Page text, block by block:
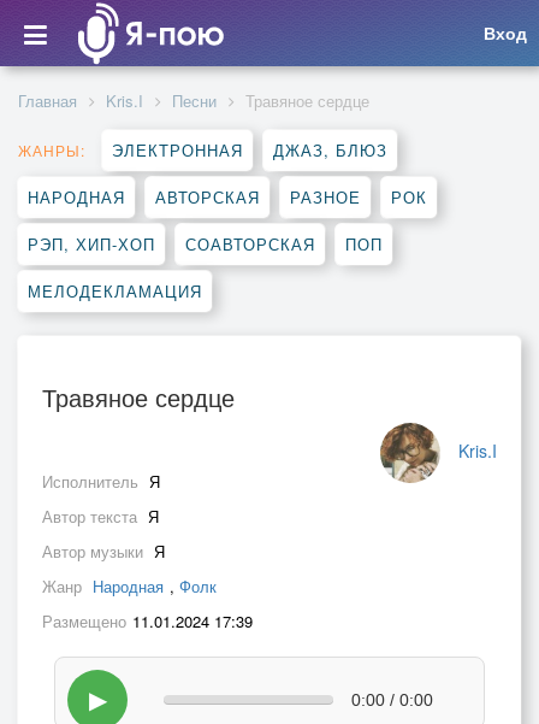
Вход
Главная Kris.I Песни Травяное сердце
ЖАНРЫ: ЭЛЕКТРОННАЯ ДЖАЗ, БЛЮЗ
НАРОДНАЯ АВТОРСКАЯ РАЗНОЕ РОК
РЭП, ХИП-ХОП СОАВТОРСКАЯ ПОП
МЕЛОДЕКЛАМАЦИЯ
Травяное сердце
Kris.I
Исполнитель Я
Автор текста Я
Автор музыки Я
Жанр Народная , Фолк
Размещено 11.01.2024 17:39
▶ 0:00 / 0:00